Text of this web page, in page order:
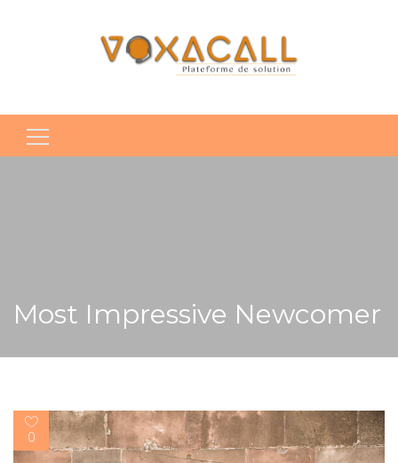
Rechercher :
Most Impressive Newcomer
0